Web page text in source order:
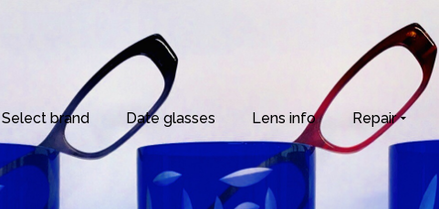
Select brand Date glasses Lens info Repair